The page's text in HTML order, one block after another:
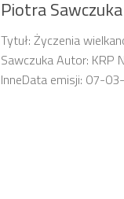
Piotra Sawczuka
Tytuł: Życzenia
Sawczuka Autor: KRP
InneData emisji: